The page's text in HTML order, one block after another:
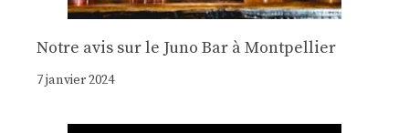
Notre avis sur le Juno Bar à Montpellier
7 janvier 2024